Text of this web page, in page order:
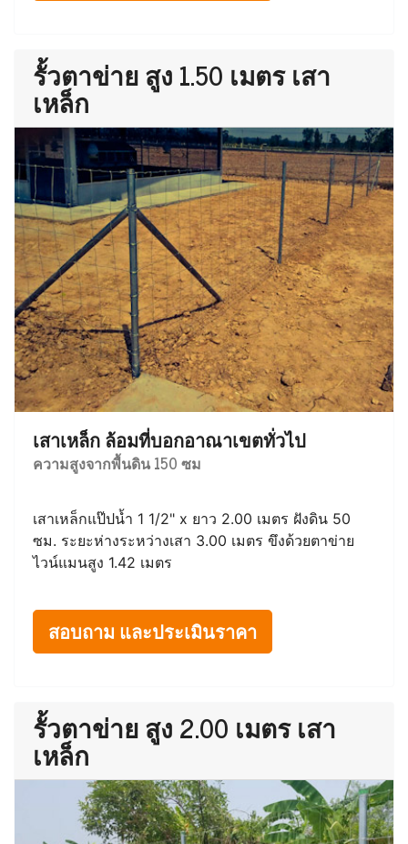
รั้วตาข่าย สูง 1.50 เมตร เสา
เหล็ก
เสาเหล็ก ล้อมที่บอกอาณาเขตทั่วไป
ความสูงจากพื้นดิน 150 ซม
เสาเหล็กแป๊ปน้ำ 1 1/2" x ยาว 2.00 เมตร ฝังดิน 50
ซม. ระยะห่างระหว่างเสา 3.00 เมตร ขึงด้วยตาข่าย
ไวน์แมนสูง 1.42 เมตร
สอบถาม และประเมินราคา
รั้วตาข่าย สูง 2.00 เมตร เสา
เหล็ก